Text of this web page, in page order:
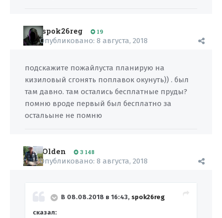
spok26reg 19
Опубликовано: 8 августа, 2018
подскажите пожайлуста планирую на
кизиловый сгонять поплавок окунуть)) . был
там давно. там остались бесплатные пруды?
помню вроде первый был бесплатно за
остальыне не помню
Olden 3 148
Опубликовано: 8 августа, 2018
В 08.08.2018 в 16:43, spok26reg
сказал: